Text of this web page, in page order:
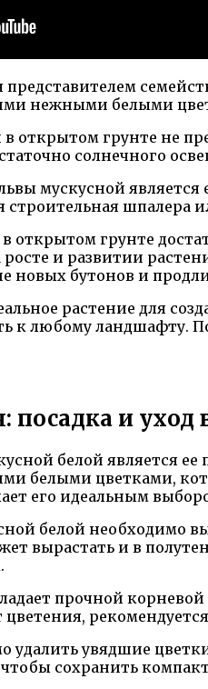
представителем
нежными белыми
открытом грунте не
солнечного
мускусной является
строительная
открытом грунте
и развитии
новых бутонов и
растение для
к любому ландшафту.
посадка и
белой является
белыми цветками,
его идеальным
белой необходимо
вырастать и в
прочной
удалить увядшие
сохранить